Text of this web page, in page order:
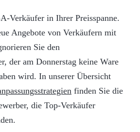
Verkäufer in Ihrer Preisspanne.
Angebote von Verkäufern mit
Sie den
der am Donnerstag keine Ware
wird. In unserer Übersicht
finden Sie die
die Top-Verkäufer